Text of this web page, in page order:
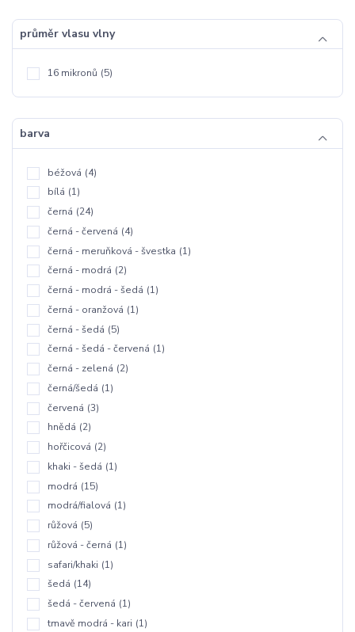
průměr vlasu vlny
16 mikronů (5)
barva
béžová (4)
bílá (1)
černá (24)
černá - červená (4)
černá - meruňková - švestka (1)
černá - modrá (2)
černá - modrá - šedá (1)
černá - oranžová (1)
černá - šedá (5)
černá - šedá - červená (1)
černá - zelená (2)
černá/šedá (1)
červená (3)
hnědá (2)
hořčicová (2)
khaki - šedá (1)
modrá (15)
modrá/fialová (1)
růžová (5)
růžová - černá (1)
safari/khaki (1)
šedá (14)
šedá - červená (1)
tmavě modrá - kari (1)